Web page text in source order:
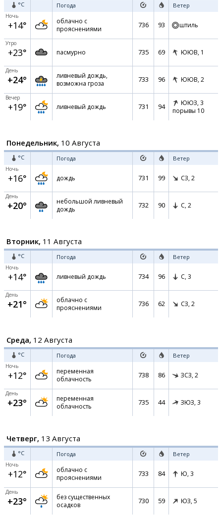
°C Погода Ветер
Ночь
+14°
облачно с
прояснениями
736 93 штиль
Утро
+23° пасмурно 735 69 ЮЮВ, 1
День
+24°
ливневый дождь,
возможна гроза
733 96 ЮЮВ, 2
Вечер
+19° ливневый дождь 731 94 ЮЮЗ, 3
порывы 10
Понедельник, 10 Августа
°C Погода Ветер
Ночь
+16° дождь 731 99 СЗ, 2
День
+20°
небольшой ливневый
дождь
732 90 С, 2
Вторник, 11 Августа
°C Погода Ветер
Ночь
+14° ливневый дождь 734 96 С, 3
День
+21°
облачно с
прояснениями
736 62 СЗ, 2
Среда, 12 Августа
°C Погода Ветер
Ночь
+12°
переменная
облачность
738 86 ЗСЗ, 2
День
+23°
переменная
облачность
735 44 ЗЮЗ, 3
Четверг, 13 Августа
°C Погода Ветер
Ночь
+12°
облачно с
прояснениями
733 84 Ю, 3
День
+23°
без существенных
осадков
730 59 ЮЗ, 5